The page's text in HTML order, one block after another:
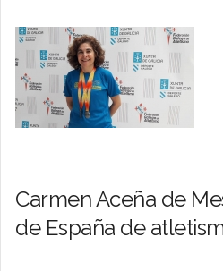
Carmen Aceña de
de España de